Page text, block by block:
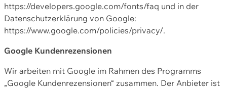
https://developers.google.com/fonts/faq und in der
Datenschutzerklärung von Google:
https://www.google.com/policies/privacy/.
Google Kundenrezensionen
Wir arbeiten mit Google im Rahmen des Programms
„Google Kundenrezensionen“ zusammen. Der Anbieter ist